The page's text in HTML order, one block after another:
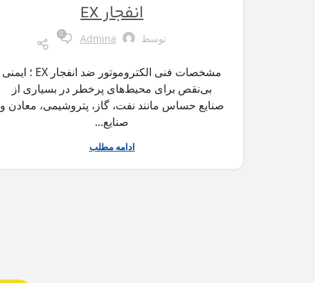
انفجار EX
توسط Admina
0
مشخصات فنی الکتروموتور ضد انفجار EX ؛ ایمنی
بی‌نقص برای محیط‌های پرخطر در بسیاری از
صنایع حساس مانند نفت، گاز، پتروشیمی، معادن و
صنایع...
ادامه مطلب